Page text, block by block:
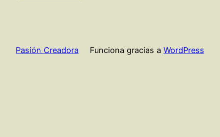
Pasión Creadora Funciona gracias a WordPress